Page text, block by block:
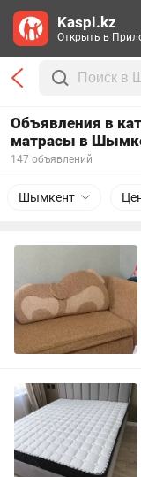
Объявления в
матрасы в
147 объявлений
Шымкент
Kaspi.kz
Открыть в